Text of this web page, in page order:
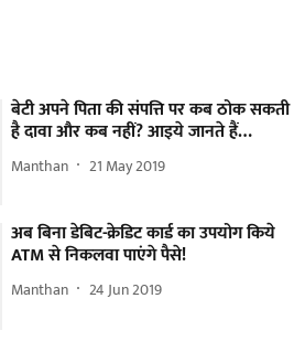
बेटी अपने पिता की संपत्ति पर कब ठोक सकती
है दावा और कब नहीं? आइये जानते हैं…
Manthan 21 May 2019
अब बिना डेबिट-क्रेडिट कार्ड का उपयोग किये
ATM से निकलवा पाएंगे पैसे!
Manthan 24 Jun 2019